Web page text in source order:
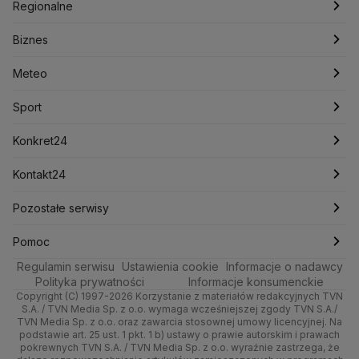
Kryptowaluty
Lotnisko Chopina
Mariusz Błaszczak
Mark Zuckerberg
Ministerstwo Aktywów Państwowych
Ministerstwo Infrastruktury
Ministerstwo Rolnictwa
Ministerstwo Rozwoju i Technologii
Ministerstwo Sportu i Turystyki
Ministerstwo Cyfryzacji
Ministerstwo Edukacji Narodowej
Ministerstwo Finansów
Polska
Biznes
Meteo
Sport
Zdrowie
Technologia
Quizy
Tematy
Filmy dokumentalne
Podcasty
Artykuły
Newslettery
Oglądaj Fakty
Fakty po Faktach
Fakty o Świecie
Ludzie Faktów
Regionalne
Warszawa
Łódź
Katowice
Kraków
Poznań
Trójmiasto
Kielce
Kujawsko-pomorskie
Lublin
Biznes
Najnowsze
Notowania
Pieniądze
Nieruchomości
Rynki
Dla firm
Handel
Ze świata
Tech
Meteo
Pogoda godzinowa
Pogoda długoterminowa
Pogoda na jutro
Pogoda na weekend
Najnowsze
Polska
Prognoza
Świat
Sport
Piłka Nożna
Tenis
Kolarstwo
Skoki Narciarskie
Sporty zimowe
Lekkoatletyka
Siatkówka
Konkret24
Najnowsze
Polska
Świat
Polityka
Zdrowie
Tech
Kontakt24
Najnowsze
Gorące Tematy
Wyślij zgłoszenie
Pozostałe serwisy
TVN
Dzień Dobry TVN
Uwaga TVN
HGTV
Pomoc
Centrum pomocy
Test zgodności
Oglądaj na TV
Regulamin serwisu Ustawienia cookie
Informacje o nadawcy
Polityka prywatności
Informacje konsumenckie
Copyright (C) 1997-2026 Korzystanie z materiałów redakcyjnych TVN
S.A. / TVN Media Sp. z o.o. wymaga wcześniejszej zgody TVN S.A./
TVN Media Sp. z o.o. oraz zawarcia stosownej umowy licencyjnej. Na
podstawie art. 25 ust. 1 pkt. 1 b) ustawy o prawie autorskim i prawach
pokrewnych TVN S.A. / TVN Media Sp. z o.o. wyraźnie zastrzega, że